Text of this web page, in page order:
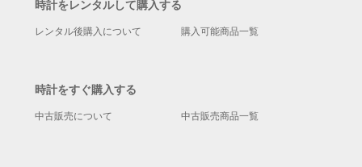
時計をレンタルして購入する
レンタル後購入について 購入可能商品一覧
時計をすぐ購入する
中古販売について 中古販売商品一覧